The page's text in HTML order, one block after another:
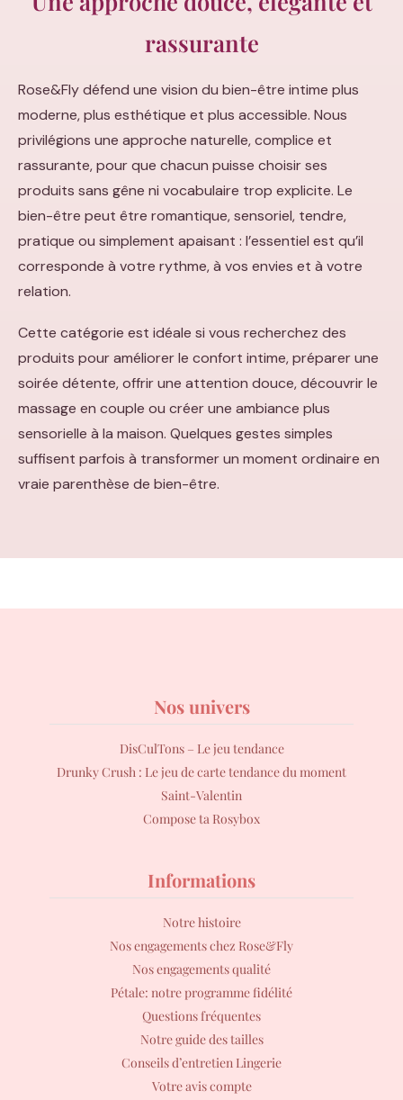
rassurante
Rose&Fly défend une vision du bien-être intime plus
moderne, plus esthétique et plus accessible. Nous
privilégions une approche naturelle, complice et
rassurante, pour que chacun puisse choisir ses
produits sans gêne ni vocabulaire trop explicite. Le
bien-être peut être romantique, sensoriel, tendre,
pratique ou simplement apaisant : l’essentiel est qu’il
corresponde à votre rythme, à vos envies et à votre
relation.
Cette catégorie est idéale si vous recherchez des
produits pour améliorer le confort intime, préparer une
soirée détente, offrir une attention douce, découvrir le
massage en couple ou créer une ambiance plus
sensorielle à la maison. Quelques gestes simples
suffisent parfois à transformer un moment ordinaire en
vraie parenthèse de bien-être.
Nos univers
DisCulTons – Le jeu tendance
Drunky Crush : Le jeu de carte tendance du moment
Saint-Valentin
Compose ta Rosybox
Informations
Notre histoire
Nos engagements chez Rose&Fly
Nos engagements qualité
Pétale: notre programme fidélité
Questions fréquentes
Notre guide des tailles
Conseils d’entretien Lingerie
Votre avis compte